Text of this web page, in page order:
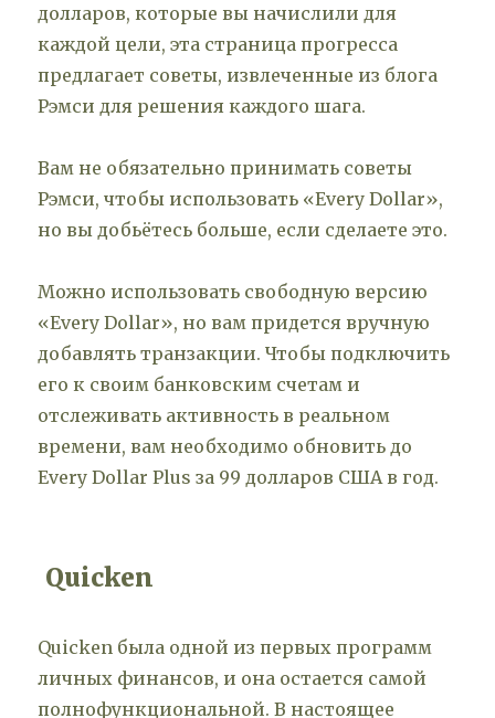
долларов, которые вы начислили для
каждой цели, эта страница прогресса
предлагает советы, извлеченные из блога
Рэмси для решения каждого шага.
Вам не обязательно принимать советы
Рэмси, чтобы использовать «Every Dollar»,
но вы добьётесь больше, если сделаете это.
Можно использовать свободную версию
«Every Dollar», но вам придется вручную
добавлять транзакции. Чтобы подключить
его к своим банковским счетам и
отслеживать активность в реальном
времени, вам необходимо обновить до
Every Dollar Plus за 99 долларов США в год.
Quicken
Quicken была одной из первых программ
личных финансов, и она остается самой
полнофункциональной. В настоящее